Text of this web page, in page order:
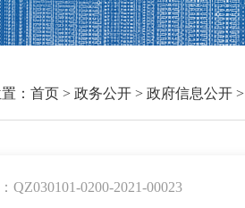
： 首页> 政务公开> 政府信息公开>
QZ030101-0200-2021-00023